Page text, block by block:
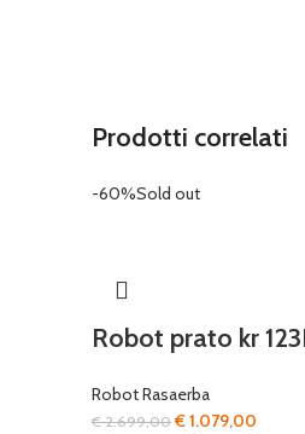
Prodotti correlati
-60%Sold out
Robot prato kr
Robot Rasaerba
€2.699,00Il€1.079,00